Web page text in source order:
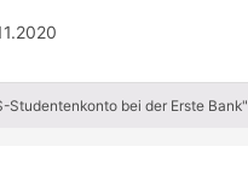
Studentenkonto bei der Erste Bank"